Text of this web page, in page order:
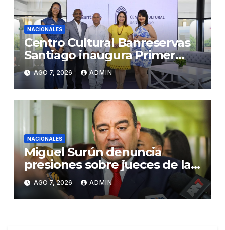
NACIONALES
Centro Cultural Banreservas
Santiago inaugura Primer
Congreso de Artesanos de
Santiago
AGO 7, 2026 ADMIN
NACIONALES
Miguel Surún denuncia
presiones sobre jueces de la
Suprema Corte de Justicia
AGO 7, 2026 ADMIN